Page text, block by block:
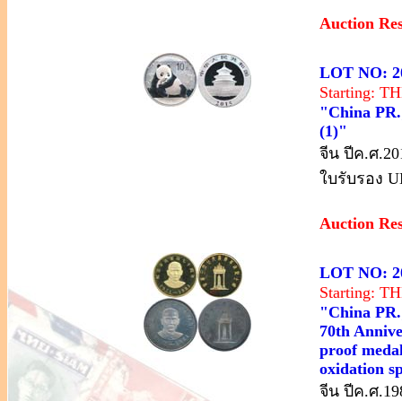
Auction
LOT NO:
Starting:
"China
(1)"
จีน ปีค.ศ
ใบรับรอง
Auction
LOT NO:
Starting:
"China
70th
proof
oxidation
จีน ปีค.ศ